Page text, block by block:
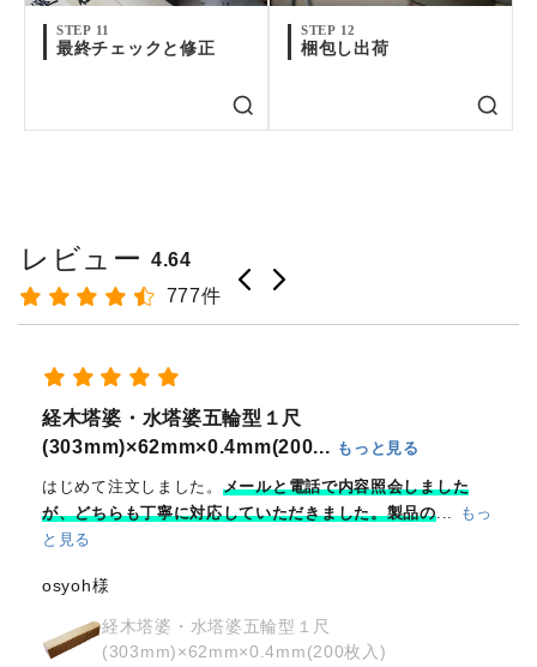
STEP 11
最終チェックと修正
STEP 12
梱包し出荷
レビュー 4.64
777件
御朱印は急な対応にならざるを得ない場合が多く助かります
けん様
奉拝印